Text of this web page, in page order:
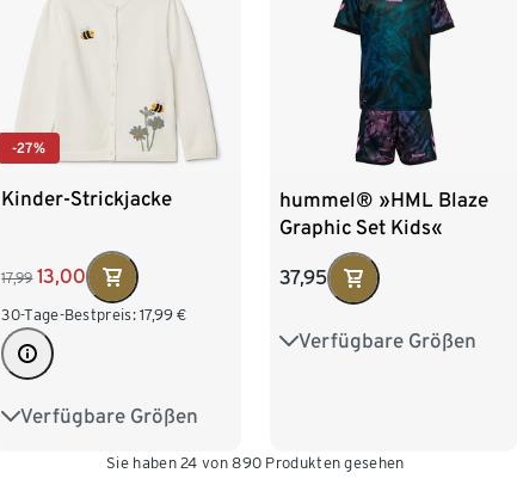
-27%
Kinder-Strickjacke
17,99 13,00
30-Tage-Bestpreis: 17,99 €
Verfügbare Größen
62/68 74/80 86/92
110/116
hummel® »HML Blaze
Graphic Set Kids«
37,95
Verfügbare Größen
110 116 122 128
Sie haben 24 von 890 Produkten gesehen